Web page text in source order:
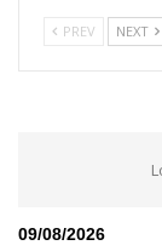
PREV NEXT
09/08/2026